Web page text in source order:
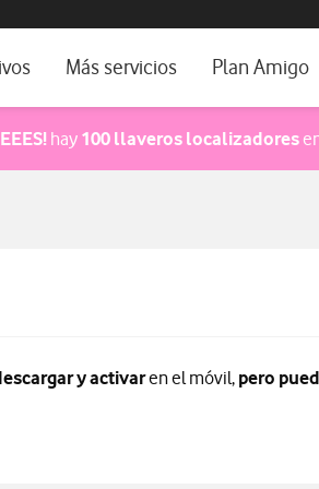
Más servicios
Alianza Vodafone e Iberdrola
Servicios avanzados
Plan Amigo
hay 100 llaveros localizadores
y activaren el móvil, pero